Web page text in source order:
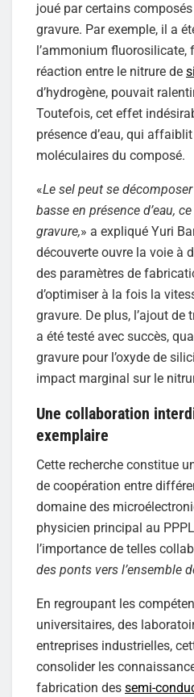
joué par certains
gravure. Par exemple, il a
l’ammonium fluorosilicate,
réaction entre le nitrure de
d’hydrogène, pouvait
Toutefois, cet effet
présence d’eau, qui
moléculaires du composé.
«Le sel peut se
basse en présence d’eau,
gravure,» a expliqué Yuri
découverte ouvre la voie à
des paramètres de
d’optimiser à la fois la
gravure. De plus, l’ajout de
a été testé avec succès,
gravure pour l’oxyde de
impact marginal sur le
Une collaboration
exemplaire
Cette recherche constitue
de coopération entre
domaine des
physicien principal au
l’importance de telles
des ponts vers l’ensemble
En regroupant les
universitaires, des
entreprises industrielles,
consolider les
fabrication des semi-